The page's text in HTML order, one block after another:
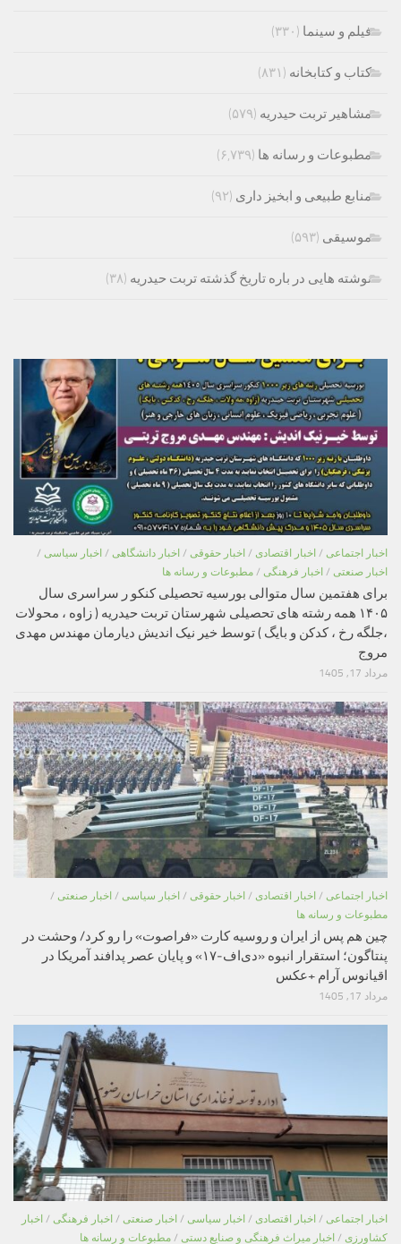
فیلم و سینما (۳۳۰)
کتاب و کتابخانه (۸۳۱)
مشاهیر تربت حیدریه (۵۷۹)
مطبوعات و رسانه ها (۶,۷۳۹)
منابع طبیعی و ابخیز داری (۹۲)
موسیقی (۵۹۳)
نوشته هایی در باره تاریخ گذشته تربت حیدریه (۳۸)
اخبار اجتماعی / اخبار اقتصادی / اخبار حقوقی / اخبار دانشگاهی / اخبار سیاسی /
اخبار صنعتی / اخبار فرهنگی / مطبوعات و رسانه ها
برای هفتمین سال متوالی بورسیه تحصیلی کنکو ر سراسری سال
۱۴۰۵ همه رشته های تحصیلی شهرستان تربت حیدریه ( زاوه ، محولات
،جلگه رخ ، کدکن و بایگ ) توسط خیر نیک اندیش دیارمان مهندس مهدی
مروج
مرداد 17, 1405
اخبار اجتماعی / اخبار اقتصادی / اخبار حقوقی / اخبار سیاسی / اخبار صنعتی /
مطبوعات و رسانه ها
چین هم پس از ایران و روسیه کارت «فراصوت» را رو کرد/ وحشت در
پنتاگون؛ استقرار انبوه «دی‌اف‑۱۷» و پایان عصر پدافند آمریکا در
اقیانوس آرام +عکس
مرداد 17, 1405
اخبار اجتماعی / اخبار اقتصادی / اخبار سیاسی / اخبار صنعتی / اخبار فرهنگی / اخبار
کشاورزی / اخبار میراث فرهنگی و صنایع دستی / مطبوعات و رسانه ها